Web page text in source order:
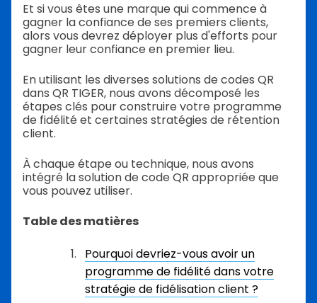
Et si vous êtes une marque qui commence à
gagner la confiance de ses premiers clients,
alors vous devrez déployer plus d'efforts pour
gagner leur confiance en premier lieu.
En utilisant les diverses solutions de codes QR
dans QR TIGER, nous avons décomposé les
étapes clés pour construire votre programme
de fidélité et certaines stratégies de rétention
client.
À chaque étape ou technique, nous avons
intégré la solution de code QR appropriée que
vous pouvez utiliser.
Table des matières
Pourquoi devriez-vous avoir un
programme de fidélité dans votre
stratégie de fidélisation client ?